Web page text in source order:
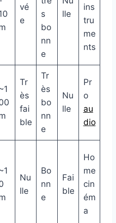
vé
e
s
bo
nn
e
lle
ins
tru
me
nts
Tr
ès
fai
ble
Tr
ès
bo
nn
e
Nu
lle
Pr
o
au
dio
Nu
lle
Bo
nn
e
Fai
ble
Ho
me
cin
ém
a